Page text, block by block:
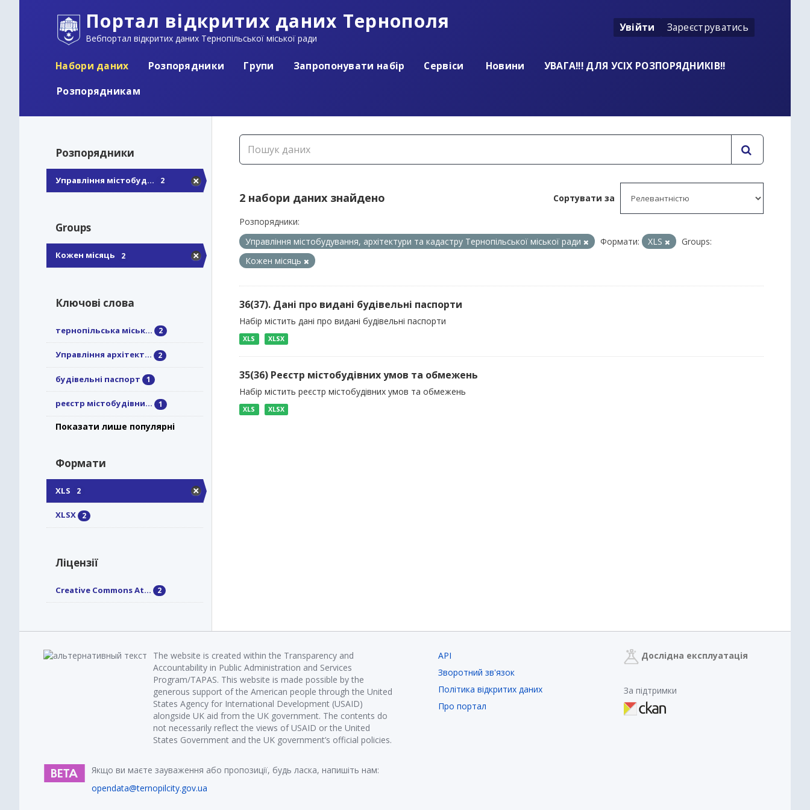
Портал відкритих даних Тернополя
Вебпортал відкритих даних Тернопільської міської ради
Увійти Зареєструватись
Набори даних Розпорядники Групи Запропонувати набір Сервіси Новини
УВАГА!!! ДЛЯ УСІХ РОЗПОРЯДНИКІВ!!
Розпорядникам
Розпорядники
Управління містобуд... 2
Groups
Кожен місяць 2
Ключові слова
тернопільська міськ... 2
Управління архітект... 2
будівельні паспорт 1
реєстр містобудівни... 1
Показати лише популярні
Формати
XLS 2
XLSX 2
Ліцензії
Creative Commons At... 2
Сортувати за
2 набори даних знайдено
Розпорядники:
Управління містобудування, архітектури та кадастру Тернопільської міської ради
Формати: XLS
Groups:
Кожен місяць
36(37). Дані про видані будівельні паспорти
Набір містить дані про видані будівельні паспорти
XLS XLSX
35(36) Реєстр містобудівних умов та обмежень
Набір містить реєстр містобудівних умов та обмежень
XLS XLSX
The website is created within the Transparency and
Accountability in Public Administration and Services
Program/TAPAS. This website is made possible by the
generous support of the American people through the United
States Agency for International Development (USAID)
alongside UK aid from the UK government. The contents do
not necessarily reflect the views of USAID or the United
States Government and the UK government’s official policies.
Якщо ви маєте зауваження або пропозиції, будь ласка, напишіть нам:
opendata@ternopilcity.gov.ua
API
Зворотний зв'язок
Політика відкритих даних
Про портал
Дослідна експлуатація
За підтримки